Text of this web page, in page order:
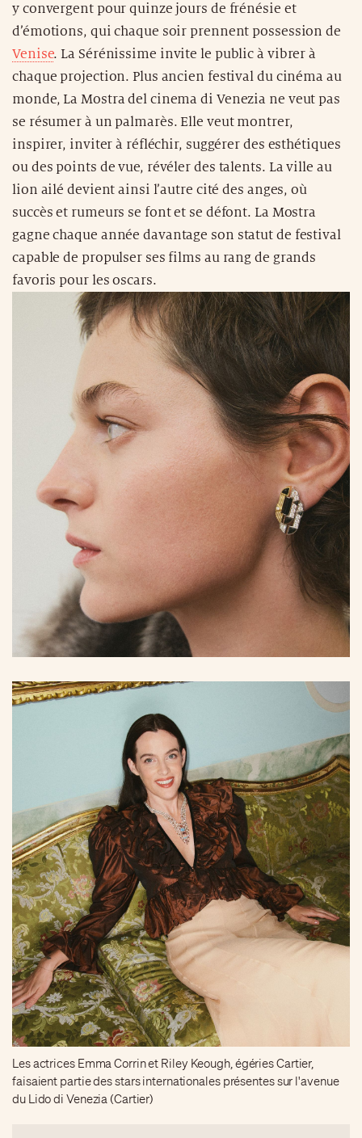
y convergent pour quinze jours de frénésie et
d’émotions, qui chaque soir prennent possession de
Venise. La Sérénissime invite le public à vibrer à
chaque projection. Plus ancien festival du cinéma au
monde, La Mostra del cinema di Venezia ne veut pas
se résumer à un palmarès. Elle veut montrer,
inspirer, inviter à réfléchir, suggérer des esthétiques
ou des points de vue, révéler des talents. La ville au
lion ailé devient ainsi l’autre cité des anges, où
succès et rumeurs se font et se défont. La Mostra
gagne chaque année davantage son statut de festival
capable de propulser ses films au rang de grands
favoris pour les oscars.
Les actrices Emma Corrin et Riley Keough, égéries Cartier,
faisaient partie des stars internationales présentes sur l'avenue
du Lido di Venezia (Cartier)